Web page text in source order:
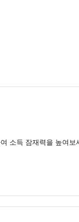
소득 잠재력을 높여보